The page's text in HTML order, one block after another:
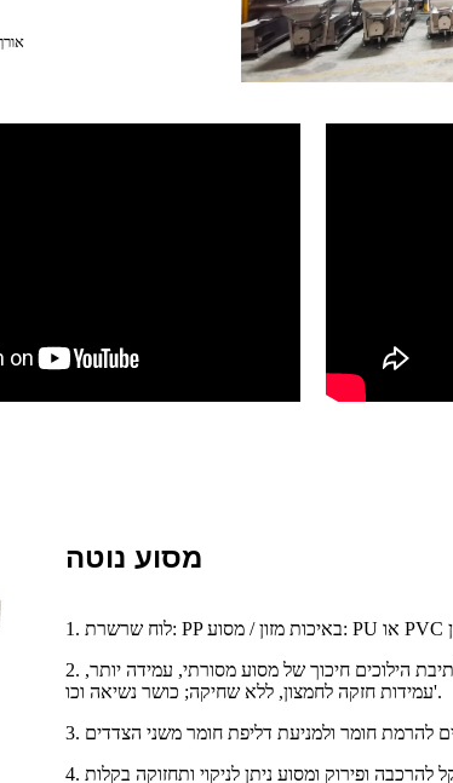
מסוע נוטה
2. לוחית שרשרת הנעה של סבבת, בהשוואה לתיבת הילוכים חיכוך של מסוע מסורתי, עמידה יותר,
עמידות חזקה לחמצון, ללא שחיקה; כושר נשיאה וכו'.